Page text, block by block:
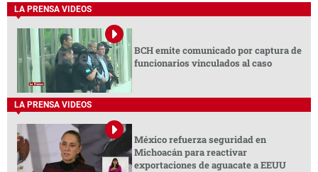
LA PRENSA VIDEOS
BCH emite comunicado por captura de
funcionarios vinculados al caso
LA PRENSA VIDEOS
México refuerza seguridad en
Michoacán para reactivar
exportaciones de aguacate a EEUU